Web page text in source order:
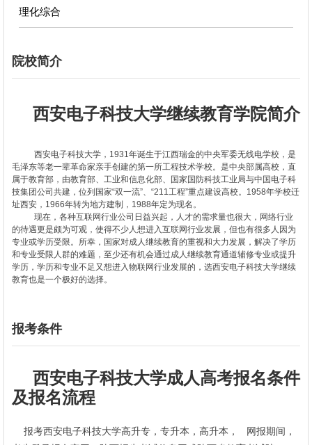
理化综合
院校简介
西安电子科技大学继续教育学院简介
西安电子科技大学， 1931 年诞生于江西瑞金的中央军委无线电学校，是
毛泽东等老一辈革命家亲手创建的第一所工程技术学校。是中央部属高校，直
属于教育部，由教育部、工业和信息化部、国家国防科技工业局与中国电子科
技集团公司共建，位列国家“双一流”、“211 工程”重点建设高校。 1958年学校迁
址西安， 1966年转为地方建制， 1988年定为现名。
现在，各种互联网行业公司日益兴起，人才的需求量也很大，网络行业
的待遇更是颇为可观，使得不少人想进入互联网行业发展，但也有很多人因为
专业或学历受限。所幸，国家对成人继续教育的重视和大力发展，解决了学历
和专业受限人群的难题，至少还有机会通过成人继续教育通道辅修专业或提升
学历，学历和专业不足又想进入物联网行业发展的，选西安电子科技大学继续
教育也是一个极好的选择。
报考条件
西安电子科技大学成人高考报名条件
及报名流程
报考西安电子科技大学高升专，专升本，高升本，
网报期间，